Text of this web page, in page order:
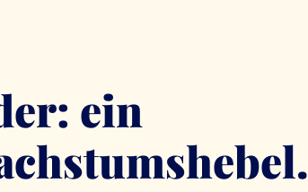
ein